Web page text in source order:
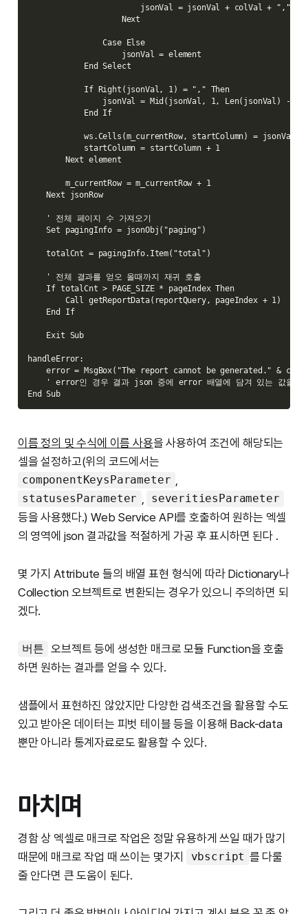
                        jsonVal = jsonVal + colVal + ","
                    Next
                Case Else
                    jsonVal = element
            End Select
            If Right(jsonVal, 1) = "," Then
                jsonVal = Mid(jsonVal, 1, Len(jsonVal) -1)
            End If
            ws.Cells(m_currentRow, startColumn) = jsonVal
            startColumn = startColumn + 1
        Next element
        m_currentRow = m_currentRow + 1
    Next jsonRow
    ' 전체 페이지 수 가져오기
    Set pagingInfo = jsonObj("paging")
    totalCnt = pagingInfo.Item("total")
    ' 전체 결과를 얻오 올때까지 재귀 호출
    If totalCnt > PAGE_SIZE * pageIndex Then
        Call getReportData(reportQuery, pageIndex + 1)
    End If
    Exit Sub
handleError:
error = MsgBox("The report cannot be generated." &
' error인 경우 결과 json 중에 error 배열에 담겨 있는 값을 적
End Sub
이름 정의 및 수식에 이름 사용을 사용하여 조건에 해당되는
셀을 설정하고(위의 코드에서는
componentKeysParameter
statusesParameter severitiesParameter
등을 사용했다.) Web Service API를 호출하여 원하는 엑셀
의 영역에 json 결과값을 적절하게 가공 후 표시하면 된다 .
몇 가지 Attribute 들의 배열 표현 형식에 따라 Dictionary나
Collection 오브젝트로 변환되는 경우가 있으니 주의하면 되
겠다.
버튼 오브젝트 등에 생성한 매크로 모듈 Function을 호출
하면 원하는 결과를 얻을 수 있다.
샘플에서 표현하진 않았지만 다양한 검색조건을 활용할 수도
있고 받아온 데이터는 피벗 테이블 등을 이용해 Back-data
뿐만 아니라 통계자료로도 활용할 수 있다.
마치며
경함 상 엑셀로 매크로 작업은 정말 유용하게 쓰일 때가 많기
때문에 매크로 작업 때 쓰이는 몇가지
vbscript 를 다룰
줄 안다면 큰 도움이 된다.